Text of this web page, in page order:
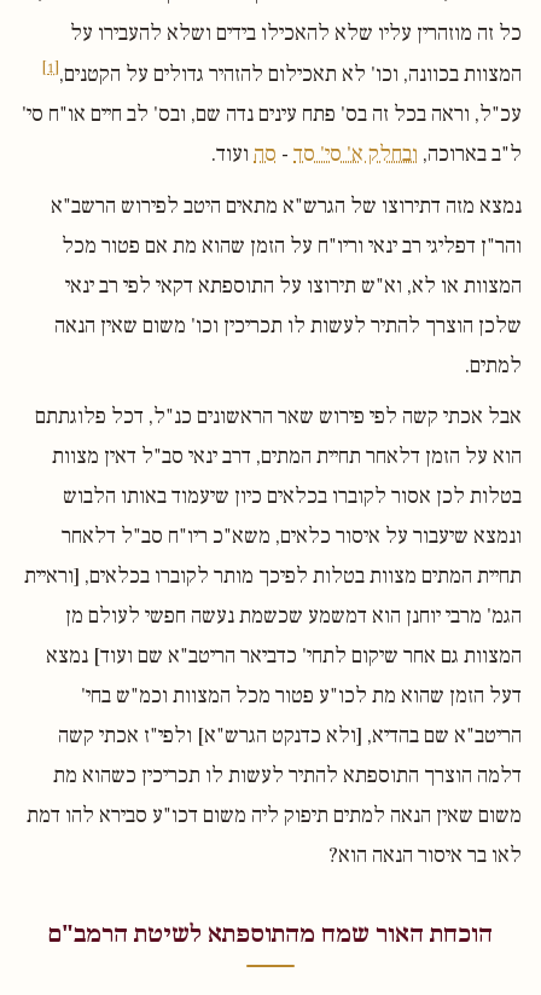
כל זה מוזהרין עליו שלא להאכילו בידים ושלא להעבירו על
המצוות בכוונה, וכו' לא תאכילום להזהיר גדולים על הקטנים,[1]
עכ"ל, וראה בכל זה בס' פתח עינים נדה שם, ובס' לב חיים או"ח סי'
ל"ב בארוכה, ובחלק א' סי' סד - סה ועוד.
נמצא מזה דתירוצו של הגרש"א מתאים היטב לפירוש הרשב"א
והר"ן דפליגי רב ינאי וריו"ח על הזמן שהוא מת אם פטור מכל
המצוות או לא, וא"ש תירוצו על התוספתא דקאי לפי רב ינאי
שלכן הוצרך להתיר לעשות לו תכריכין וכו' משום שאין הנאה
למתים.
אבל אכתי קשה לפי פירוש שאר הראשונים כנ"ל, דכל פלוגתתם
הוא על הזמן דלאחר תחיית המתים, דרב ינאי סב"ל דאין מצוות
בטלות לכן אסור לקוברו בכלאים כיון שיעמוד באותו הלבוש
ונמצא שיעבור על איסור כלאים, משא"כ ריו"ח סב"ל דלאחר
תחיית המתים מצוות בטלות לפיכך מותר לקוברו בכלאים, [וראיית
הגמ' מרבי יוחנן הוא דמשמע שכשמת נעשה חפשי לעולם מן
המצוות גם אחר שיקום לתחי' כדביאר הריטב"א שם ועוד] נמצא
דעל הזמן שהוא מת לכו"ע פטור מכל המצוות וכמ"ש בחי'
הריטב"א שם בהדיא, [ולא כדנקט הגרש"א] ולפי"ז אכתי קשה
דלמה הוצרך התוספתא להתיר לעשות לו תכריכין כשהוא מת
משום שאין הנאה למתים תיפוק ליה משום דכו"ע סבירא להו דמת
לאו בר איסור הנאה הוא?
הוכחת האור שמח מהתוספתא לשיטת הרמב"ם